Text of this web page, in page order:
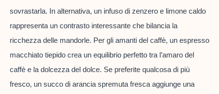
sovrastarla. In alternativa, un infuso di zenzero e limone caldo
rappresenta un contrasto interessante che bilancia la
ricchezza delle mandorle. Per gli amanti del caffè, un espresso
macchiato tiepido crea un equilibrio perfetto tra l’amaro del
caffè e la dolcezza del dolce. Se preferite qualcosa di più
fresco, un succo di arancia spremuta fresca aggiunge una